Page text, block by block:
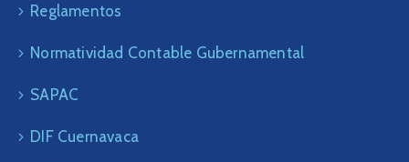
Reglamentos
Normatividad Contable Gubernamental
SAPAC
DIF Cuernavaca